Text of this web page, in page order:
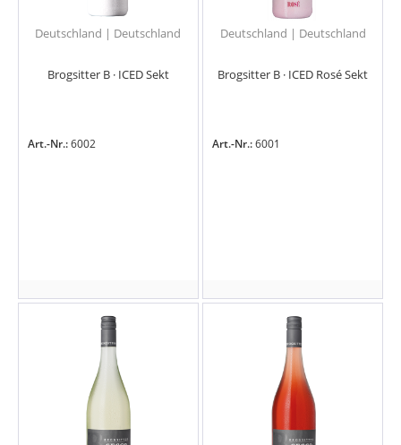
Deutschland | Deutschland
Brogsitter B · ICED Sekt
Art.-Nr.:6002
Deutschland | Deutschland
Brogsitter B · ICED Rosé Sekt
Art.-Nr.:6001